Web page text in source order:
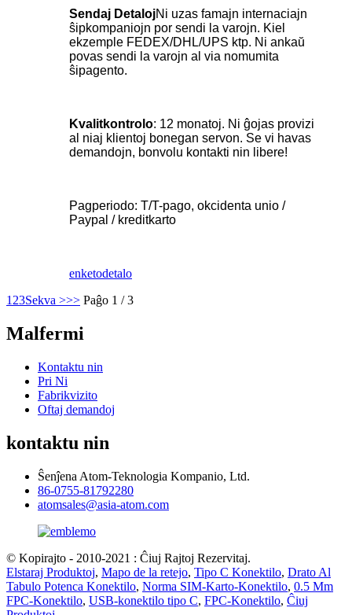
Sendaj DetalojNi uzas famajn internaciajn
ŝipkompaniojn por sendi la varojn. Kiel
ekzemple FEDEX/DHL/UPS ktp. Ni ankaŭ
povas sendi la varojn al via nomumita
ŝipagento.
Kvalitkontrolo: 12 monatoj. Ni ĝojas provizi
al niaj klientoj bonegan servon. Se vi havas
demandojn, bonvolu kontakti nin libere!
Pagperiodo: T/T-pago, okcidenta unio /
Paypal / kreditkarto
enketodetalo
1 23Sekva >>> Paĝo 1 / 3
Malfermi
Kontaktu nin
Pri Ni
Fabrikvizito
Oftaj demandoj
kontaktu nin
Ŝenĵena Atom-Teknologia Kompanio, Ltd.
86-0755-81792280
atomsales@asia-atom.com
© Kopirajto - 2010-2021 : Ĉiuj Rajtoj Rezervitaj.
Elstaraj Produktoj, Mapo de la retejo, Tipo C Konektilo, Drato Al
Tabulo Potenca Konektilo, Norma SIM-Karto-Konektilo, 0.5 Mm
FPC-Konektilo, USB-konektilo tipo C, FPC-Konektilo, Ĉiuj